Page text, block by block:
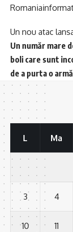
Un nou atac
Un număr mare
boli care sunt
de a purta o armă
L Ma
3 4
10 11